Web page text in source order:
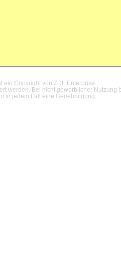
ein Copyright von ZDF Enterprise.
werden. Bei nicht gewerblicher
in jedem Fall eine Genehmigung.